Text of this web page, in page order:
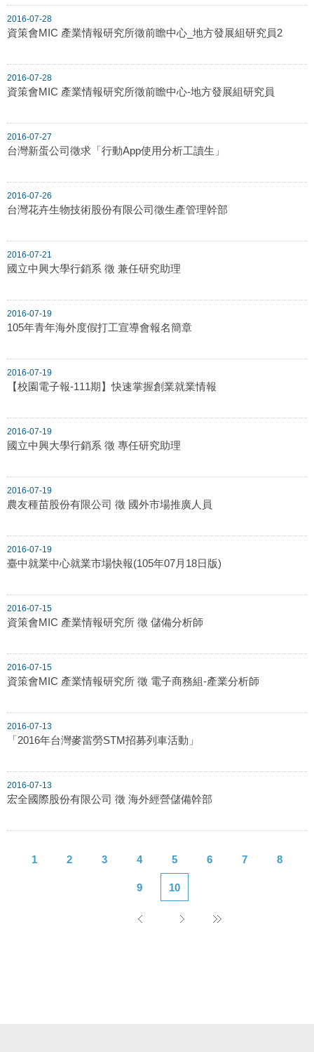
2016-07-28
資策會MIC 產業情報研究所徵前瞻中心_地方發展組研究員2
2016-07-28
資策會MIC 產業情報研究所徵前瞻中心-地方發展組研究員
2016-07-27
台灣新蛋公司徵求「行動App使用分析工讀生」
2016-07-26
台灣花卉生物技術股份有限公司徵生產管理幹部
2016-07-21
國立中興大學行銷系 徵 兼任研究助理
2016-07-19
105年青年海外度假打工宣導會報名簡章
2016-07-19
【校園電子報-111期】快速掌握創業就業情報
2016-07-19
國立中興大學行銷系 徵 專任研究助理
2016-07-19
農友種苗股份有限公司 徵 國外市場推廣人員
2016-07-19
臺中就業中心就業市場快報(105年07月18日版)
2016-07-15
資策會MIC 產業情報研究所 徵 儲備分析師
2016-07-15
資策會MIC 產業情報研究所 徵 電子商務組-產業分析師
2016-07-13
「2016年台灣麥當勞STM招募列車活動」
2016-07-13
宏全國際股份有限公司 徵 海外經營儲備幹部
1 2 3 4 5 6 7 8
9 10